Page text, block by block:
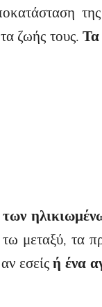
ζωής τους. Τα
μεταξύ, τα
εσείςή ένα